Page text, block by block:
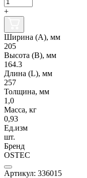
+
Ширина (А), мм
205
Высота (В), мм
164.3
Длина (L), мм
257
Толщина, мм
1,0
Масса, кг
0,93
Ед.изм
шт.
Бренд
OSTEC
Артикул: 336015